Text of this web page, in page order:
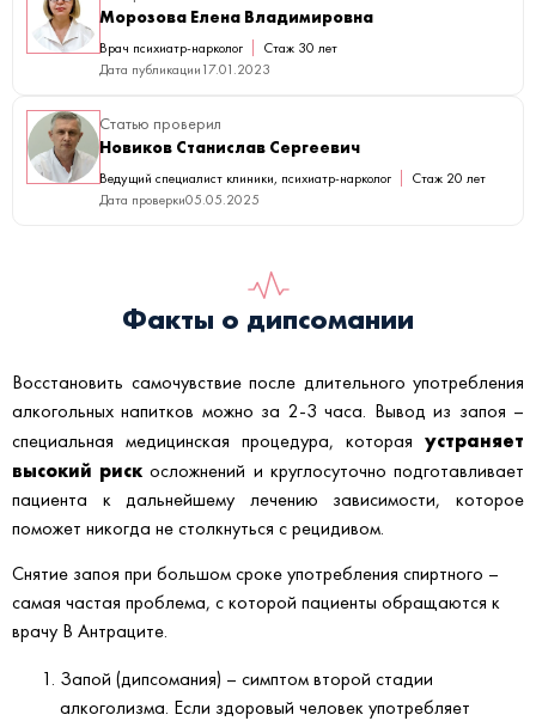
Морозова Елена Владимировна
Врач психиатр-нарколог
Стаж 30 лет
Дата публикации 17.01.2023
Статью проверил
Новиков Станислав Сергеевич
Ведущий специалист клиники, психиатр-нарколог
Стаж 20 лет
Дата проверки05.05.2025
Факты о дипсомании
Восстановить самочувствие после длительного употребления
алкогольных напитков можно за 2-3 часа. Вывод из запоя –
специальная медицинская процедура, которая устраняет
высокий риск осложнений и круглосуточно подготавливает
пациента к дальнейшему лечению зависимости, которое
поможет никогда не столкнуться с рецидивом.
Снятие запоя при большом сроке употребления спиртного –
самая частая проблема, с которой пациенты обращаются к
врачу В Антраците.
Запой (дипсомания) – симптом второй стадии
алкоголизма. Если здоровый человек употребляет